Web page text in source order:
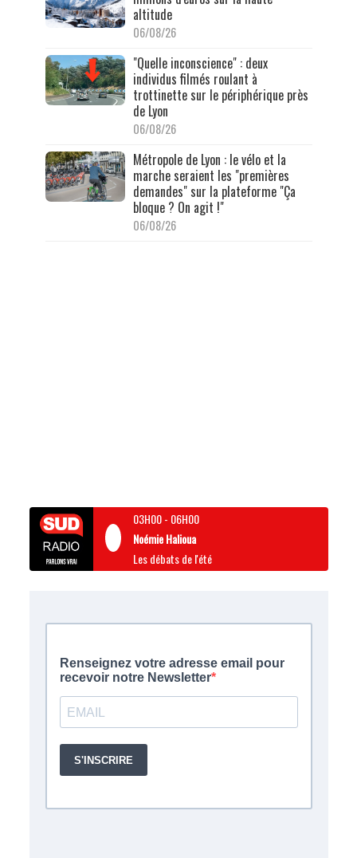
altitude
06/08/26
"Quelle inconscience" : deux
individus filmés roulant à
trottinette sur le périphérique près
de Lyon
06/08/26
Métropole de Lyon : le vélo et la
marche seraient les "premières
demandes" sur la plateforme "Ça
bloque ? On agit !"
06/08/26
03H00- 06H00
Noémie Halioua
Les débats de l'été